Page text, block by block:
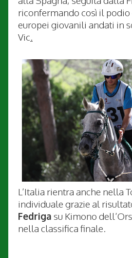
riconfermando così il
europei giovanili andati in
Vic.
L’Italia rientra anche nella
individuale grazie al
Fedriga su Kimono
nella classifica finale.